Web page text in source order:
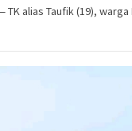
— TK alias Taufik (19),